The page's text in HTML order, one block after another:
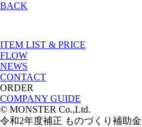
BACK
ITEM LIST & PRICE
FLOW
NEWS
CONTACT
ORDER
COMPANY GUIDE
© MONSTER Co.,Ltd.
令和2年度補正 ものづくり補助